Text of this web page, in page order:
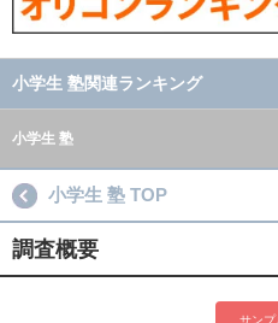
小学生 塾関連ランキング
小学生 塾
小学生 塾 TOP
調査概要